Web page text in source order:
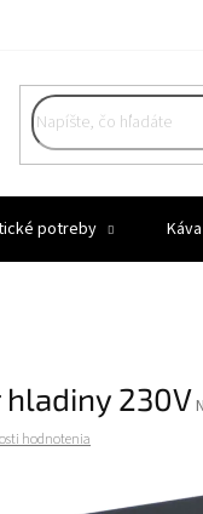
potreby Káva
230V
hodnotenia